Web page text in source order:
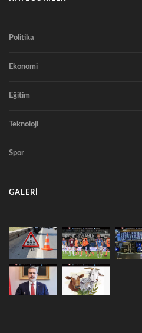
Politika
Ekonomi
Eğitim
Teknoloji
Spor
GALERI